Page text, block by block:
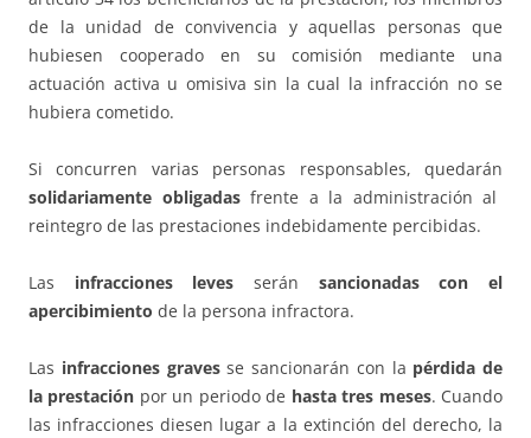
de la unidad de convivencia y aquellas personas que
hubiesen cooperado en su comisión mediante una
actuación activa u omisiva sin la cual la infracción no se
hubiera cometido.
Si concurren varias personas responsables, quedarán
solidariamente obligadasfrente a la administración al
reintegro de las prestaciones indebidamente percibidas.
Las infracciones leves serán sancionadas con el
apercibimiento de la persona infractora.
Las infracciones gravesse sancionarán con la pérdida de
la prestación por un periodo de hasta tres meses. Cuando
las infracciones diesen lugar a la extinción del derecho, la